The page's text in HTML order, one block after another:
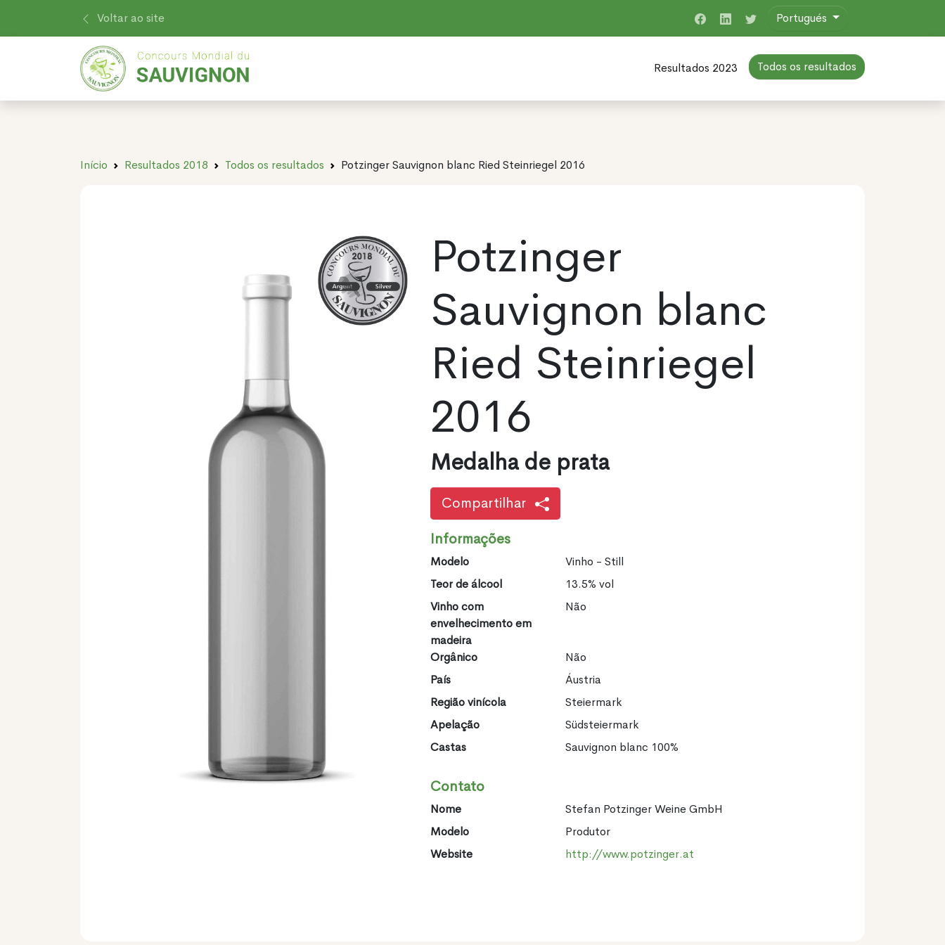
Voltar ao site Portugués
Resultados 2023 Todos os resultados
Início Resultados 2018 Todos os resultados Potzinger Sauvignon blanc Ried Steinriegel 2016
Potzinger
Sauvignon blanc
Ried Steinriegel
2016
Medalha de prata
Compartilhar
Informações
Modelo
Vinho - Still
Teor de álcool
13.5% vol
Vinho com
envelhecimento em
madeira
Não
Orgânico
Não
País
Áustria
Região vinícola
Steiermark
Apelação
Südsteiermark
Castas
Sauvignon blanc 100%
Contato
Nome
Stefan Potzinger Weine GmbH
Modelo
Produtor
Website
http://www.potzinger.at